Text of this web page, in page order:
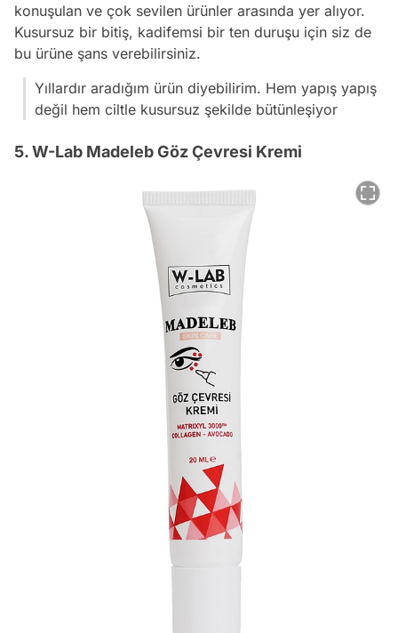
konuşulan ve çok sevilen ürünler arasında yer alıyor.
Kusursuz bir bitiş, kadifemsi bir ten duruşu için siz de
bu ürüne şans verebilirsiniz.
Yıllardır aradığım ürün diyebilirim. Hem yapış yapış
değil hem ciltle kusursuz şekilde bütünleşiyor
5. W-Lab Madeleb Göz Çevresi Kremi